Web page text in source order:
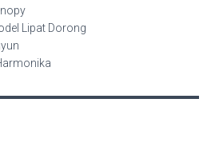
Lipat Dorong